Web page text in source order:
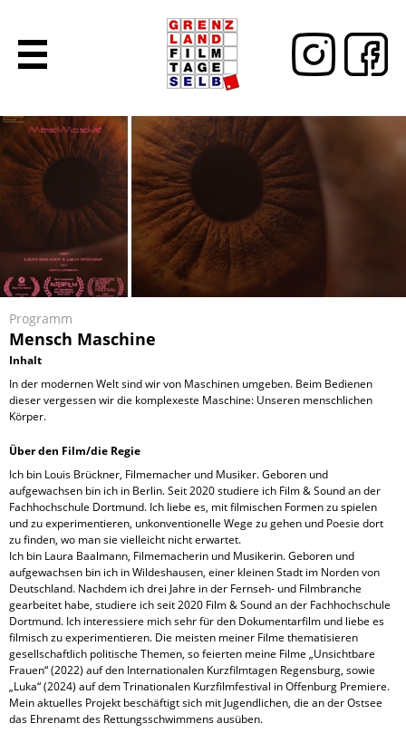
Programm
Mensch Maschine
Inhalt
In der modernen Welt sind wir von Maschinen umgeben. Beim Bedienen
dieser vergessen wir die komplexeste Maschine: Unseren menschlichen
Körper.
Über den Film/die Regie
Ich bin Louis Brückner, Filmemacher und Musiker. Geboren und
aufgewachsen bin ich in Berlin. Seit 2020 studiere ich Film & Sound an der
Fachhochschule Dortmund. Ich liebe es, mit filmischen Formen zu spielen
und zu experimentieren, unkonventionelle Wege zu gehen und Poesie dort
zu finden, wo man sie vielleicht nicht erwartet.
Ich bin Laura Baalmann, Filmemacherin und Musikerin. Geboren und
aufgewachsen bin ich in Wildeshausen, einer kleinen Stadt im Norden von
Deutschland. Nachdem ich drei Jahre in der Fernseh- und Filmbranche
gearbeitet habe, studiere ich seit 2020 Film & Sound an der Fachhochschule
Dortmund. Ich interessiere mich sehr für den Dokumentarfilm und liebe es
filmisch zu experimentieren. Die meisten meiner Filme thematisieren
gesellschaftlich politische Themen, so feierten meine Filme „Unsichtbare
Frauen“ (2022) auf den Internationalen Kurzfilmtagen Regensburg, sowie
„Luka“ (2024) auf dem Trinationalen Kurzfilmfestival in Offenburg Premiere.
Mein aktuelles Projekt beschäftigt sich mit Jugendlichen, die an der Ostsee
das Ehrenamt des Rettungsschwimmens ausüben.